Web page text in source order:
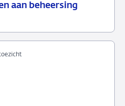
aan beheersing